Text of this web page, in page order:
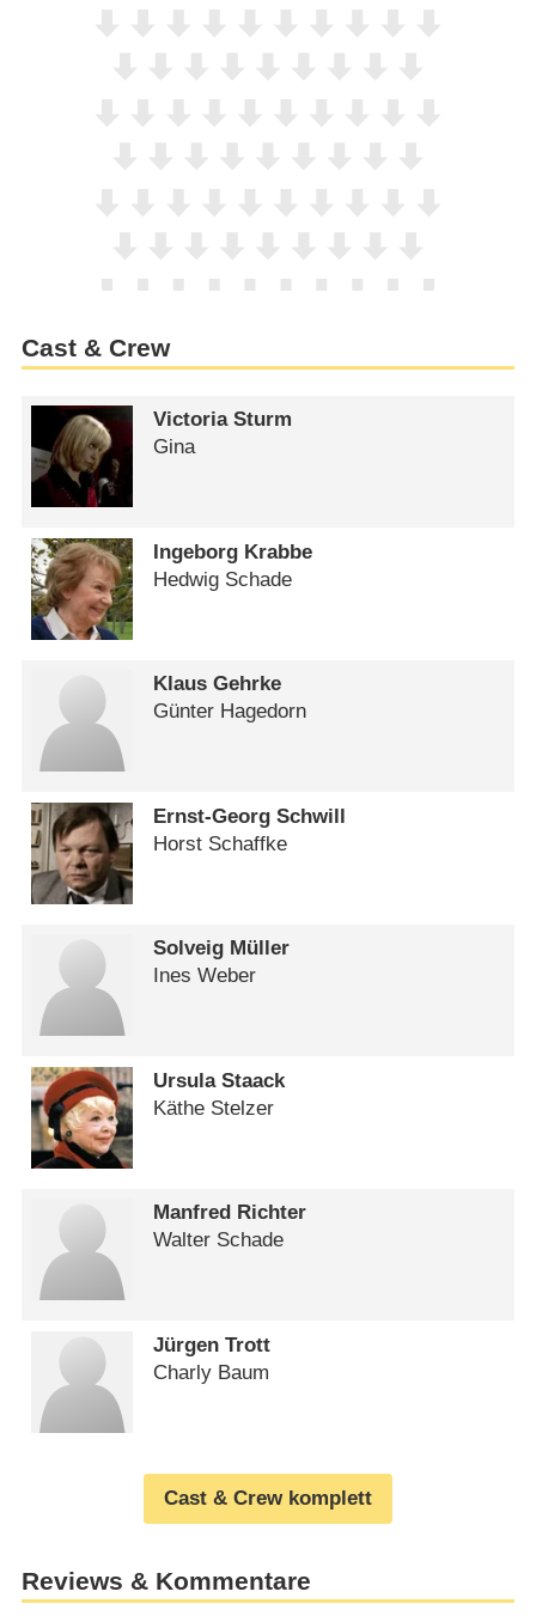
Cast & Crew
Victoria Sturm
Gina
Ingeborg Krabbe
Hedwig Schade
Klaus Gehrke
Günter Hagedorn
Ernst-Georg Schwill
Horst Schaffke
Solveig Müller
Ines Weber
Ursula Staack
Käthe Stelzer
Manfred Richter
Walter Schade
Jürgen Trott
Charly Baum
Cast & Crew komplett
Reviews & Kommentare